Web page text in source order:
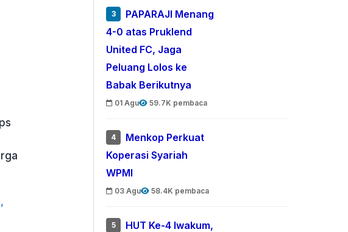
3
PAPARAJI Menang
4-0 atas Pruklend
United FC, Jaga
Peluang Lolos ke
Babak Berikutnya
01 Agu 59.7K pembaca
4
Menkop Perkuat
Koperasi Syariah
WPMI
03 Agu 58.4K pembaca
5
HUT Ke-4 Iwakum,